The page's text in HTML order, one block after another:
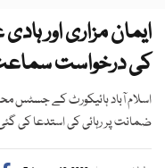
ایمان مزاری اور
کی درخواست
اسلام آباد ہائیکورٹ کے جسٹس
ضمانت پر رہائی کی استدعا کی